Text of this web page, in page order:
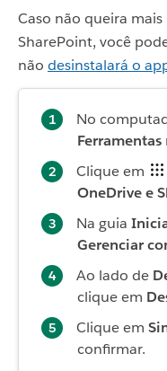
Caso não queira
SharePoint, você
não desinstalará o
No
Ferramentas
Clique em
OneDrive e
Na guia
Gerenciar
Ao lado de
clique em
Clique em
confirmar.